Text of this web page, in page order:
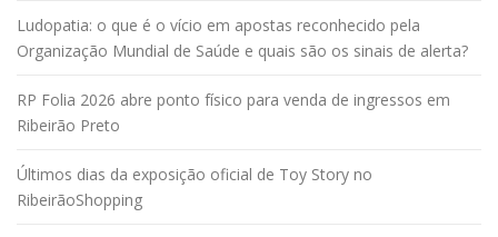
Ludopatia: o que é o vício em apostas reconhecido pela
Organização Mundial de Saúde e quais são os sinais de alerta?
RP Folia 2026 abre ponto físico para venda de ingressos em
Ribeirão Preto
Últimos dias da exposição oficial de Toy Story no
RibeirãoShopping